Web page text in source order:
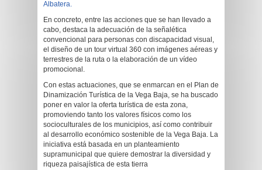
Albatera.
En concreto, entre las acciones que se han llevado a
cabo, destaca la adecuación de la señalética
convencional para personas con discapacidad visual,
el diseño de un tour virtual 360 con imágenes aéreas y
terrestres de la ruta o la elaboración de un vídeo
promocional.
Con estas actuaciones, que se enmarcan en el Plan de
Dinamización Turística de la Vega Baja, se ha buscado
poner en valor la oferta turística de esta zona,
promoviendo tanto los valores físicos como los
socioculturales de los municipios, así como contribuir
al desarrollo económico sostenible de la Vega Baja. La
iniciativa está basada en un planteamiento
supramunicipal que quiere demostrar la diversidad y
riqueza paisajística de esta tierra